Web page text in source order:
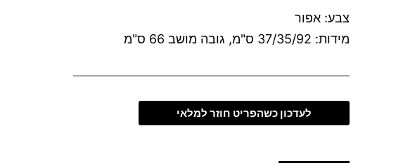
צבע: אפור
מידות: 37/35/92 ס"מ, גובה מושב 66 ס"מ
לעדכון כשהפריט חוזר למלאי